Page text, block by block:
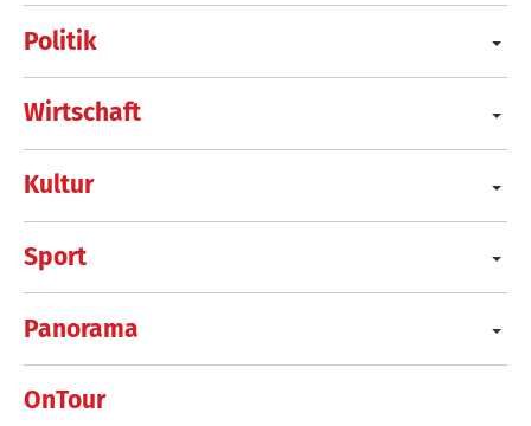
Politik
Wirtschaft
Kultur
Sport
Panorama
OnTour